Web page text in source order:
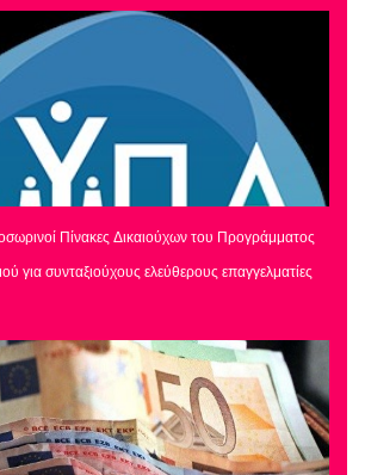
Πίνακες Δικαιούχων του Προγράμματος
για συνταξιούχους ελεύθερους επαγγελματίες